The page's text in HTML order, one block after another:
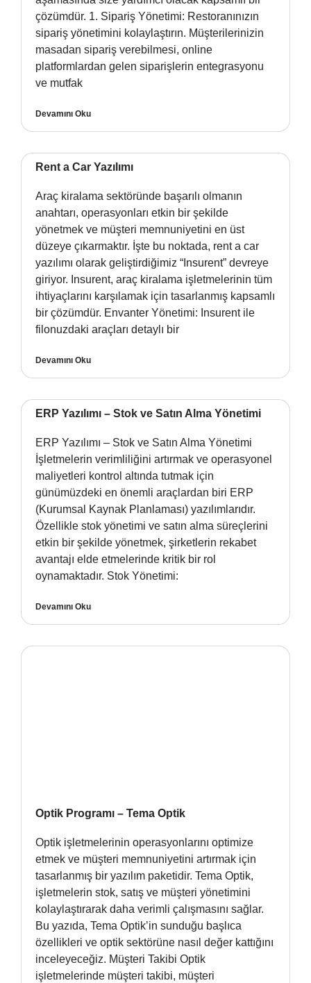
çözümdür. 1. Sipariş Yönetimi: Restoranınızın
sipariş yönetimini kolaylaştırın. Müşterilerinizin
masadan sipariş verebilmesi, online
platformlardan gelen siparişlerin entegrasyonu
ve mutfak
Devamını Oku
Rent a Car Yazılımı
Araç kiralama sektöründe başarılı olmanın
anahtarı, operasyonları etkin bir şekilde
yönetmek ve müşteri memnuniyetini en üst
düzeye çıkarmaktır. İşte bu noktada, rent a car
yazılımı olarak geliştirdiğimiz “Insurent” devreye
giriyor. Insurent, araç kiralama işletmelerinin tüm
ihtiyaçlarını karşılamak için tasarlanmış kapsamlı
bir çözümdür. Envanter Yönetimi: Insurent ile
filonuzdaki araçları detaylı bir
Devamını Oku
ERP Yazılımı – Stok ve Satın Alma Yönetimi
ERP Yazılımı – Stok ve Satın Alma Yönetimi
İşletmelerin verimliliğini artırmak ve operasyonel
maliyetleri kontrol altında tutmak için
günümüzdeki en önemli araçlardan biri ERP
(Kurumsal Kaynak Planlaması) yazılımlarıdır.
Özellikle stok yönetimi ve satın alma süreçlerini
etkin bir şekilde yönetmek, şirketlerin rekabet
avantajı elde etmelerinde kritik bir rol
oynamaktadır. Stok Yönetimi:
Devamını Oku
Optik Programı – Tema Optik
Optik işletmelerinin operasyonlarını optimize
etmek ve müşteri memnuniyetini artırmak için
tasarlanmış bir yazılım paketidir. Tema Optik,
işletmelerin stok, satış ve müşteri yönetimini
kolaylaştırarak daha verimli çalışmasını sağlar.
Bu yazıda, Tema Optik’in sunduğu başlıca
özellikleri ve optik sektörüne nasıl değer kattığını
inceleyeceğiz. Müşteri Takibi Optik
işletmelerinde müşteri takibi, müşteri